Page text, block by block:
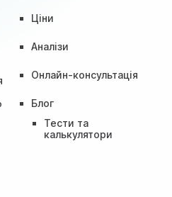
Ціни
Аналізи
Онлайн-консультація
Блог
Тести та
калькулятори